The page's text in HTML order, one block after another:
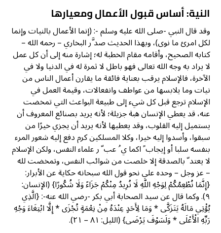
النية: أساس قبول الأعمال ومعيارها
وقد قال النبي -صلى الله عليه وسلم -: (إنما الأعمال بالنيات وإنما
لكل امرئ ما نوى)، وبهذا الحديث صد َّر البخاري – رحمه الله –
كتابه الصحيح، وأقامه مقام الخطبة له؛ إشارة منه إلى أن كل عمل
لا يراد به وجه الله تعالى فهو باطل لا ثمرة له في الدنيا ولا في
الآخرة، فالإسلام يرقب بعناية فائقة ما يقارن أعمال الناس من
نيات وما يلابسها من عواطف وانفعالات، وقيمة العمل في
الإسلام ترجع قبل كل شيء إلى طبيعة البواعث التي تمخضت
عنه، قد يعطي الإنسان هبة جزيلة؛ لأنه يريد بصنائع المعروف أن
يستميل إليه القلوب، وقد يعطيها لأنه يريد أن يجزي خيرًا من
سبقوا، وأسدوا إليه خيرا، وكلا المسلكين كرم دفع إليه شعور المرء
بنفسه سلبا أو إيجاب ً اكما ي ُ عب ّ ر علماء النفس، ولكن الإسلام
لا يعتد ّ بالصدقة إلا خلصت من شوائب النفس، وتمخضت لله
– عز وجل – وحده على نحو قول الله سبحانه حكاية عن الأبرار:
{إِنَّمَا نُطْعِمُكُمْ لِوَجْهِ اللَّهِ لَا نُرِيدُ مِنْكُمْ جَزَاءً وَلَا شُكُورًا} (الإنسان:
٩). وكما قال عن سيد الصحابة أبي بكر -رضي الله عنه-: {الَّذِي
يُؤْتِي مَالَهُ يَتَزَكَّى * وَمَا لِأَحَدٍ عِنْدَهُ مِنْ نِعْمَةٍ تُجْزَى * إِلَّا ابْتِغَاءَ وَجْهِ
رَبِّهِ الْأَعْلَى * وَلَسَوْفَ يَرْضَى} (الليل: ٨١ – ٢١).